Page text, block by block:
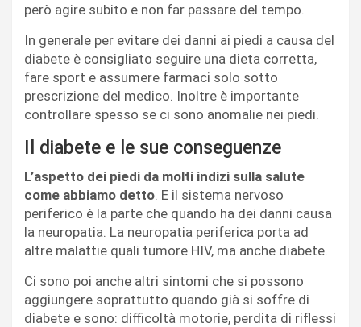
però agire subito e non far passare del tempo.
In generale per evitare dei danni ai piedi a causa del
diabete è consigliato seguire una dieta corretta,
fare sport e assumere farmaci solo sotto
prescrizione del medico. Inoltre è importante
controllare spesso se ci sono anomalie nei piedi.
Il diabete e le sue conseguenze
L’aspetto dei piedi da molti indizi sulla salute
come abbiamo detto. E il sistema nervoso
periferico è la parte che quando ha dei danni causa
la neuropatia. La neuropatia periferica porta ad
altre malattie quali tumore HIV, ma anche diabete.
Ci sono poi anche altri sintomi che si possono
aggiungere soprattutto quando già si soffre di
diabete e sono: difficoltà motorie, perdita di riflessi